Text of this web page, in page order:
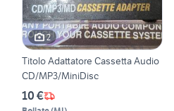
2
Titolo Adattatore Cassetta Audio
CD/MP3/MiniDisc
10 €